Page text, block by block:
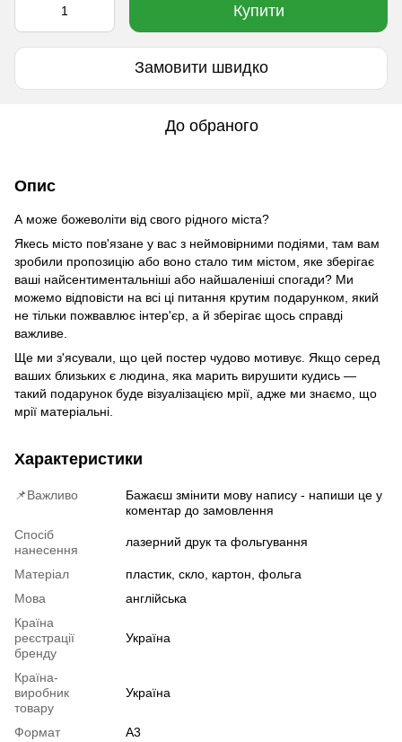
Купити
Замовити швидко
До обраного
Опис
А може божеволіти від свого рідного міста?
Якесь місто пов'язане у вас з неймовірними подіями, там вам
зробили пропозицію або воно стало тим містом, яке зберігає
ваші найсентиментальніші або найшаленіші спогади? Ми
можемо відповісти на всі ці питання крутим подарунком, який
не тільки пожвавлює інтер'єр, а й зберігає щось справді
важливе.
Ще ми з'ясували, що цей постер чудово мотивує. Якщо серед
ваших близьких є людина, яка марить вирушити кудись —
такий подарунок буде візуалізацією мрії, адже ми знаємо, що
мрії матеріальні.
Характеристики
📌Важливо
Бажаєш змінити мову напису - напиши це у
коментар до замовлення
Спосіб
нанесення
лазерний друк та фольгування
Матеріал
пластик, скло, картон, фольга
Мова
англійська
Країна
реєстрації
бренду
Україна
Країна-
виробник
товару
Україна
Формат А3